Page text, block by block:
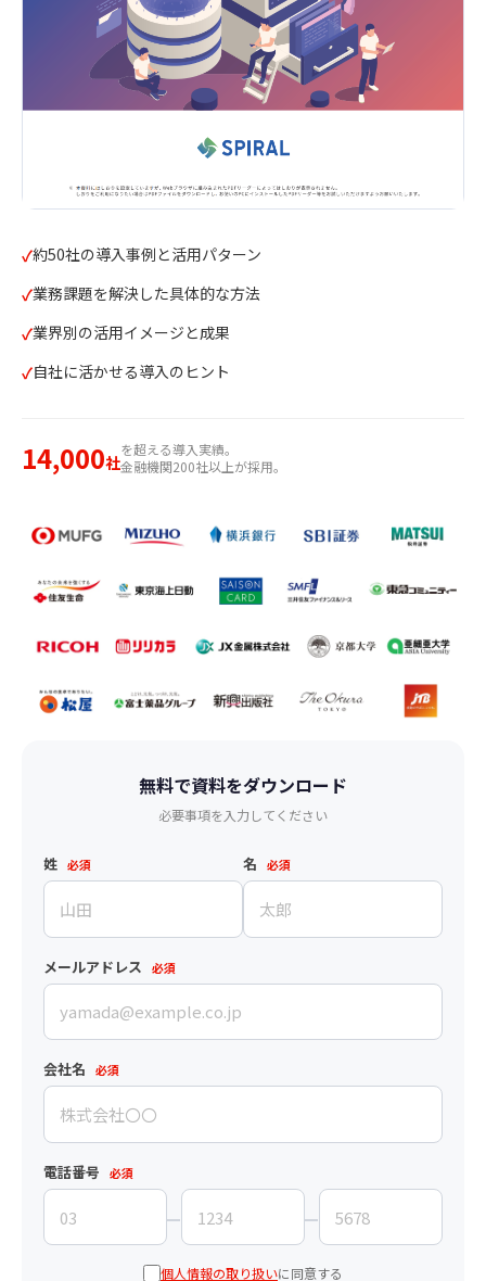
約50社の導入事例と活用パターン
業務課題を解決した具体的な方法
業界別の活用イメージと成果
自社に活かせる導入のヒント
14,000社
を超える導入実績。
金融機関200社以上が採用。
無料で資料をダウンロード
必要事項を入力してください
姓 必須 名 必須
メールアドレス 必須
会社名 必須
電話番号 必須
個人情報の取り扱いに同意する